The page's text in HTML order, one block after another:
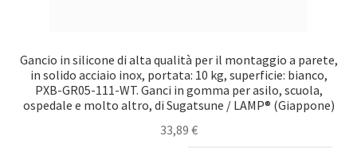
Gancio in silicone di alta qualità per il montaggio a parete,
in solido acciaio inox, portata: 10 kg, superficie: bianco,
PXB-GR05-111-WT. Ganci in gomma per asilo, scuola,
ospedale e molto altro, di Sugatsune / LAMP® (Giappone)
33,89 €